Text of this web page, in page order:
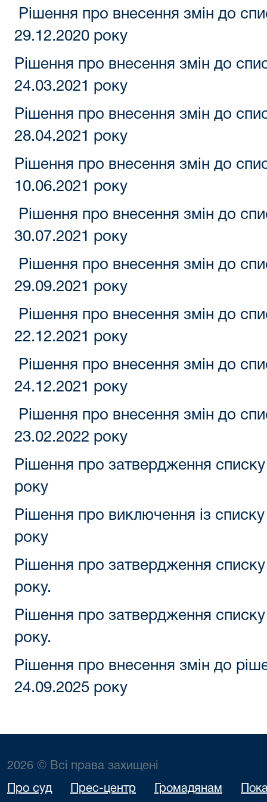
Рішення про внесення змін до
29.12.2020 року
Рішення про внесення змін до
24.03.2021 року
Рішення про внесення змін до
28.04.2021 року
Рішення про внесення змін до
10.06.2021 року
Рішення про внесення змін до
30.07.2021 року
Рішення про внесення змін до
29.09.2021 року
Рішення про внесення змін до
22.12.2021 року
Рішення про внесення змін до
24.12.2021 року
Рішення про внесення змін до
23.02.2022 року
Рішення про затвердження
року
Рішення про виключення із
року
Рішення про затвердження
року.
Рішення про затвердження
року.
Рішення про внесення змін до
24.09.2025 року
2026 © Всі права захищені
Про суд Прес-центр Громадянам